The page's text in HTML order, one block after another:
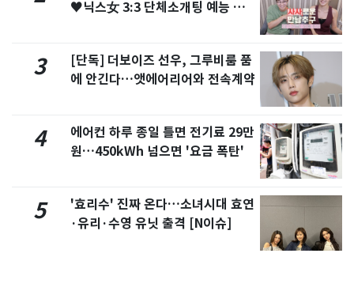
♥닉스女 3:3 단체소개팅 예능 화
3
[단독] 더보이즈 선우, 그루비룸 품
에 안긴다…앳에어리어와 전속계약
4
에어컨 하루 종일 틀면 전기료 29만
원…450kWh 넘으면 '요금 폭탄'
5
'효리수' 진짜 온다…소녀시대 효연
·유리·수영 유닛 출격 [N이슈]